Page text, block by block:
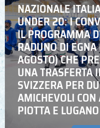
NAZIONALE
UNDER 20: I
IL PROGRAMMA
RADUNO DI
AGOSTO) CHE
UNA TRASFERTA
SVIZZERA PER
AMICHEVOLI
PIOTTA E LUGANO